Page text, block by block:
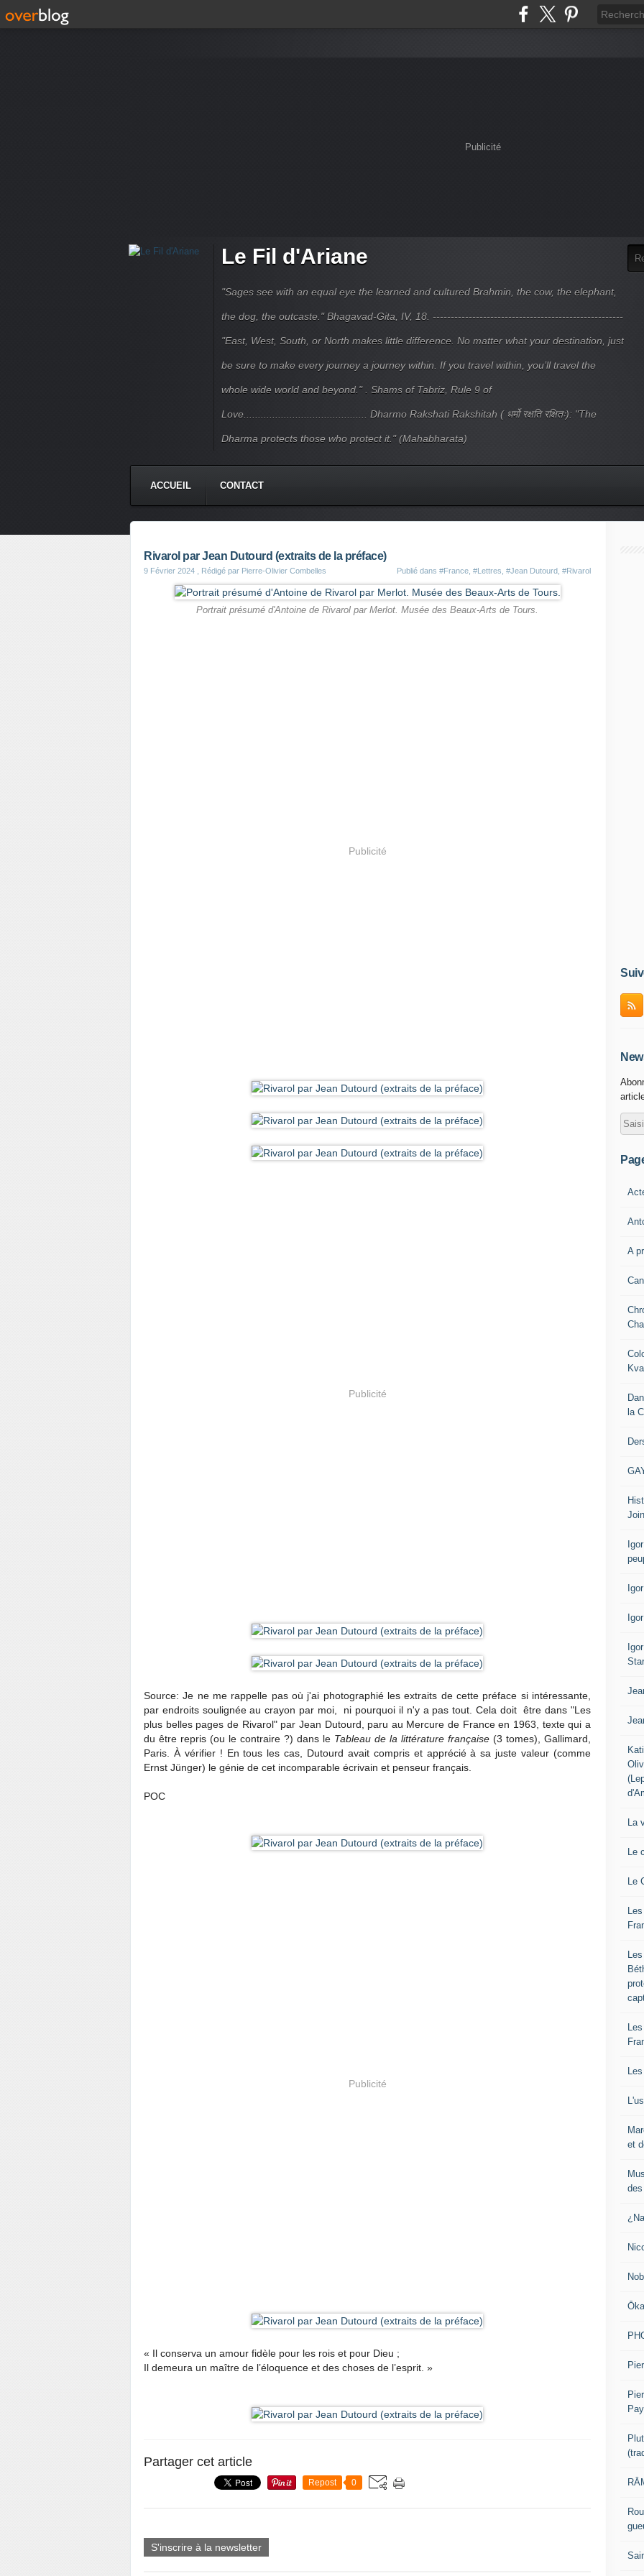
Publicité
Le Fil d'Ariane
"Sages see with an equal eye the learned and cultured Brahmin, the cow, the elephant,
the dog, the outcaste." Bhagavad-Gita, IV, 18. -----------------------------------------------------
"East, West, South, or North makes little difference. No matter what your destination, just
be sure to make every journey a journey within. If you travel within, you’ll travel the
whole wide world and beyond." . Shams of Tabriz, Rule 9 of
Love........................................... Dharmo Rakshati Rakshitah ( धर्मो रक्षति रक्षितः): "The
Dharma protects those who protect it." (Mahabharata)
ACCUEIL CONTACT
Rivarol par Jean Dutourd (extraits de la préface)
9 Février 2024 , Rédigé par Pierre-Olivier Combelles Publié dans #France #Lettres #Jean Dutourd #Rivarol
Portrait présumé d'Antoine de Rivarol par Merlot. Musée des Beaux-Arts de Tours.
Publicité
Publicité
Source: Je ne me rappelle pas où j'ai photographié les extraits de cette préface si intéressante,
par endroits soulignée au crayon par moi, ni pourquoi il n'y a pas tout. Cela doit être dans "Les
plus belles pages de Rivarol" par Jean Dutourd, paru au Mercure de France en 1963, texte qui a
du être repris (ou le contraire ?) dans le Tableau de la littérature française (3 tomes), Gallimard,
Paris. À vérifier ! En tous les cas, Dutourd avait compris et apprécié à sa juste valeur (comme
Ernst Jünger) le génie de cet incomparable écrivain et penseur français.
POC
Publicité
« Il conserva un amour fidèle pour les rois et pour Dieu ;
Il demeura un maître de l’éloquence et des choses de l’esprit. »
Partager cet article
Repost 0
S'inscrire à la newsletter
A
la
La
Le
Le
et
des